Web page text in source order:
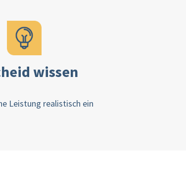
wissen
Leistung realistisch ein